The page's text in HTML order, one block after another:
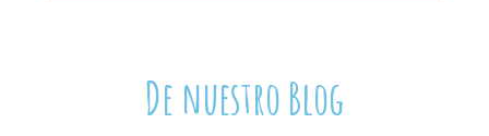
De nuestro Blog